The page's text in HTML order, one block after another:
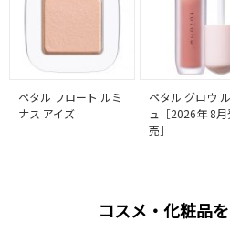
ペタル フロート ルミ
ナス アイズ
ペタル グロウ
ュ［2026年 8月
売］
コスメ・化粧品